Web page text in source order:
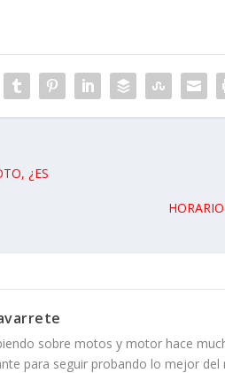
¿ES
sobre motos y motor hace
para seguir probando lo mejor